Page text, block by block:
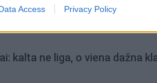
Access Privacy Policy
kalta ne liga, o viena dažna